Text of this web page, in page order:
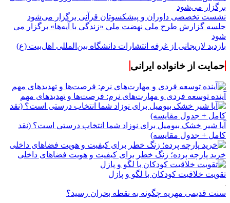
برگزار می‌شود
نشست تخصصی داوران و پیشکسوتان قرآنی برگزار می‌شود
جلسه گزارش طرح ملی نهضت ملی «زندگی با آیه‌ها» برگزار می
شود
بازدید لاریجانی از غرفه انتشارات دانشگاه بین‌المللی اهل‌بیت (ع)
حمایت از خانواده ایرانی
آینده توسعه فردی و مهارت‌های نرم: فرصت‌ها و تهدیدهای مهم
آیا شیر خشک بیومیل برای نوزاد شما انتخاب درستی است؟ (نقد
کامل + جدول مقایسه)
خرید پارچه پرده؛ زنگ خطر برای کیفیت و هویت فضاهای داخلی
تقویت خلاقیت کودکان با لگو و پازل
سنت قدیمی مهریه چگونه به نقطه بحران رسید؟